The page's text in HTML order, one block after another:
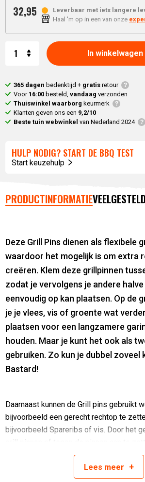
32,95
Leverbaar met iets langere
Haal 'm op in een van onze
In winkelwagen
365 dagen bedenktijd + gratisretour
Voor 16:00 besteld,vandaag verzonden
Thuiswinkel waarborg keurmerk
Klanten geven ons een 9,2/10
Beste tuin webwinkel van Nederland 2024
HULP NODIG? START DE BBQ TEST
Start keuzehulp
PRODUCTINFORMATIE
Deze Grill Pins dienen als flexibele
waardoor het mogelijk is om extra
creëren. Klem deze grillpinnen
zodat je vervolgens je andere
eenvoudig op kan plaatsen. Op de
je je vlees, vis of groente wat
plaatsen voor een langzamere
houden. Maar je kunt het ook als
gebruiken. Zo kun je dubbel zoveel
Bastard!
Daarnaast kunnen de Grill pins gebruikt
bijvoorbeeld een gerecht rechtop te
bijvoorbeeld Spareribs of vis. Door het
grill pinnen of tegen de pinnen aan te
gerecht volledig rondom geleidelijk grillen!
Lees meer +